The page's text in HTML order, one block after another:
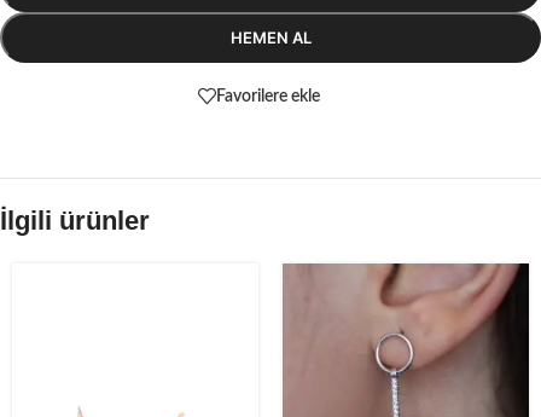
HEMEN AL
Favorilere ekle
İlgili ürünler